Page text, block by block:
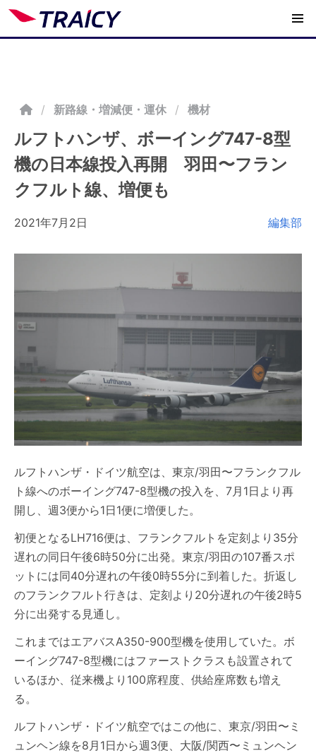
/ 新路線・増減便・運休 機材
ルフトハンザ、ボーイング747-8型
機の日本線投入再開 羽田〜フラン
クフルト線、増便も
2021年7月2日 編集部
ルフトハンザ・ドイツ航空は、東京/羽田〜フランクフル
ト線へのボーイング747-8型機の投入を、7月1日より再
開し、週3便から1日1便に増便した。
初便となるLH716便は、フランクフルトを定刻より35分
遅れの同日午後6時50分に出発。東京/羽田の107番スポ
ットには同40分遅れの午後0時55分に到着した。折返し
のフランクフルト行きは、定刻より20分遅れの午後2時5
分に出発する見通し。
これまではエアバスA350-900型機を使用していた。ボ
ーイング747-8型機にはファーストクラスも設置されて
いるほか、従来機より100席程度、供給座席数も増え
る。
ルフトハンザ・ドイツ航空ではこの他に、東京/羽田〜ミ
ュンヘン線を8月1日から週3便、大阪/関西〜ミュンヘン